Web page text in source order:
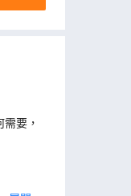
要，